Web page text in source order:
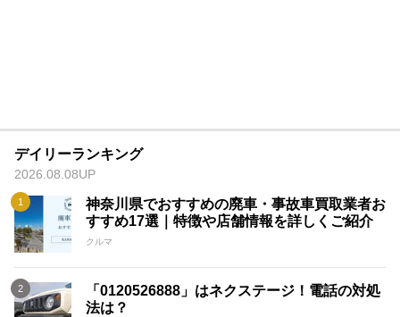
デイリーランキング
2026.08.08UP
神奈川県でおすすめの廃車・事故車買取業者お
すすめ17選｜特徴や店舗情報を詳しくご紹介
クルマ
「0120526888」はネクステージ！電話の対処
法は？